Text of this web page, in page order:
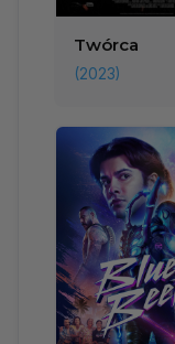
Twórca
(2023)